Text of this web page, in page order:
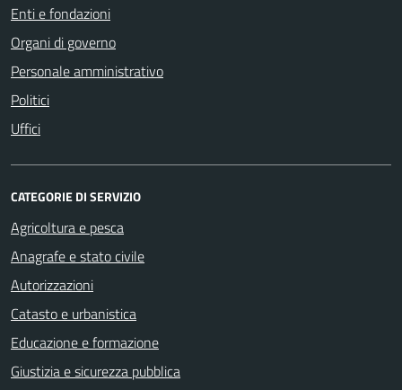
Enti e fondazioni
Organi di governo
Personale amministrativo
Politici
Uffici
CATEGORIE DI SERVIZIO
Agricoltura e pesca
Anagrafe e stato civile
Autorizzazioni
Catasto e urbanistica
Educazione e formazione
Giustizia e sicurezza pubblica